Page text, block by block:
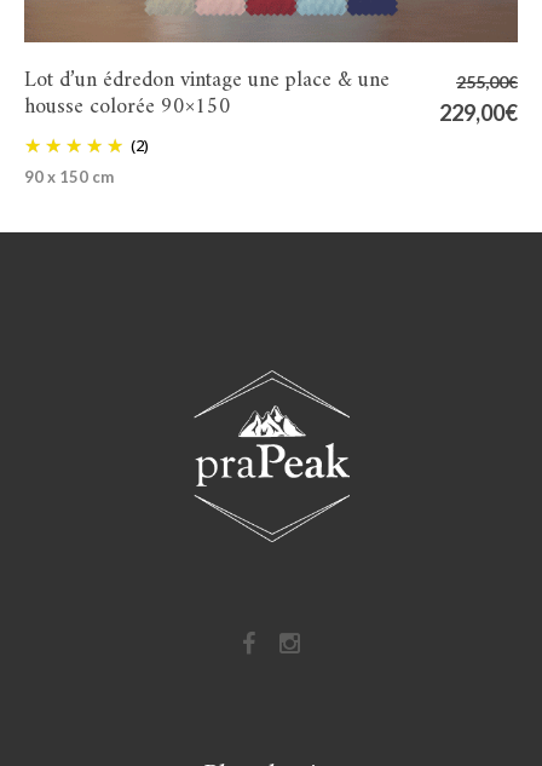
Lot d’un édredon vintage une place & une
housse colorée 90×150
255,00€
Le
255,00€.
229,00€Le
(2)
90 x 150 cm